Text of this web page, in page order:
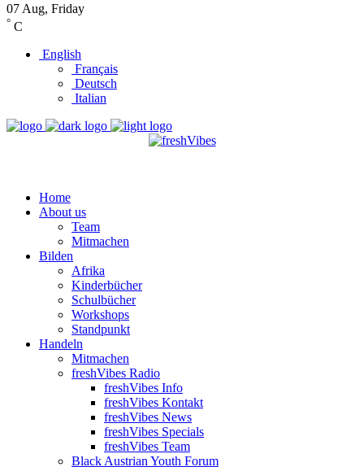
07 Aug, Friday
° C
English
Français
Deutsch
Italian
Home
About us
Team
Mitmachen
Bilden
Afrika
Kinderbücher
Schulbücher
Workshops
Standpunkt
Handeln
Mitmachen
freshVibes Radio
freshVibes Info
freshVibes Kontakt
freshVibes News
freshVibes Specials
freshVibes Team
Black Austrian Youth Forum